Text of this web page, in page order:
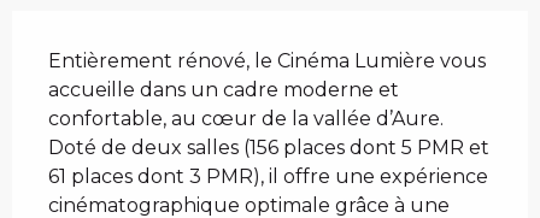
Entièrement rénové, le Cinéma Lumière vous
accueille dans un cadre moderne et
confortable, au cœur de la vallée d’Aure.
Doté de deux salles (156 places dont 5 PMR et
61 places dont 3 PMR), il offre une expérience
cinématographique optimale grâce à une